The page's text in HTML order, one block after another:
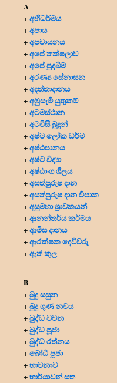
A
+අභිධර්මය
+අපාය
+අපචායනය
+අපේ තක්ෂලාව
+අපේ පුදබිම්
+අරණ්‍ය සේනාසන
+අදත්තාදානය
+අඹුසැමි යුතුකම්
+අටමස්ථාන
+අටවිසි බුදුන්
+අෂ්ට ලෝක ධර්ම
+අෂ්ඨපානය
+අෂ්ට විද්‍යා
+අෂ්ඨාංග ශීලය
+අසත්පුරුෂ දාන
+අසත්පුරුෂ දාන විපාක
+අසුමහා ශ්‍රාවකයන්
+ආනන්තර්ය කර්මය
+ආමිස දානය
+ආරක්ෂක දෙවිවරු
+ඇත් කුල
B
+බුදු සසුන
+බුදු ගුණ නවය
+බුද්ධ වචන
+බුද්ධ පූජා
+බුද්ධ රත්නය
+බෝධි පූජා
+භාවනාව
+භාර්යාවන් සත